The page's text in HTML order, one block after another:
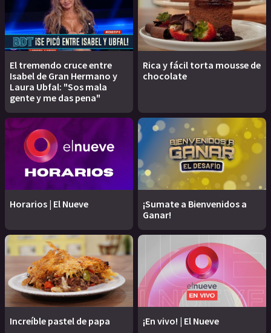
El tremendo cruce entre
Isabel de Gran Hermano y
Laura Ubfal: "Sos mala
gente y me das pena"
Rica y fácil torta mousse de
chocolate
Horarios | El Nueve
¡Sumate a Bienvenidos a
Ganar!
Increíble pastel de papa ¡En vivo! | El Nueve